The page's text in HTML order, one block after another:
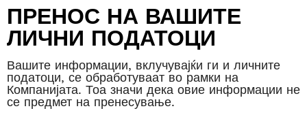
ПРЕНОС НА ВАШИТЕ
ЛИЧНИ ПОДАТОЦИ
Вашите информации, вклучувајќи ги и личните
податоци, се обработуваат во рамки на
Компанијата. Тоа значи дека овие информации не
се предмет на пренесување.